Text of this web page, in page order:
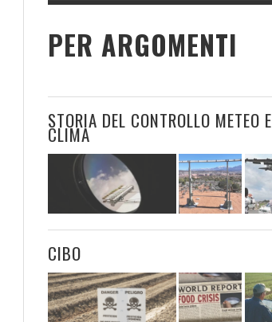
PER ARGOMENTI
STORIA DEL CONTROLLO METEO E
CLIMA
CIBO